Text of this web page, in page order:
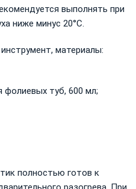
выполнять при
ниже минус 20°С.
материалы:
фолиевых туб, 600 мл;
полностью готов к